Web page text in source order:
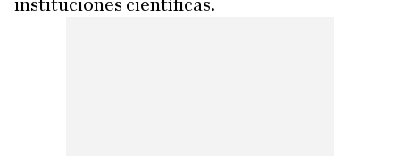
instituciones científicas.